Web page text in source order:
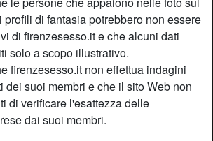
profili di fantasia potrebbero non essere
di firenzesesso.it e che alcuni dati
solo a scopo illustrativo.
firenzesesso.it non effettua indagini
dei suoi membri e che il sito Web non
di verificare l'esattezza delle
dai suoi membri.
Italia
Ravenna
Donna
Etero
Single
Castana
Sì